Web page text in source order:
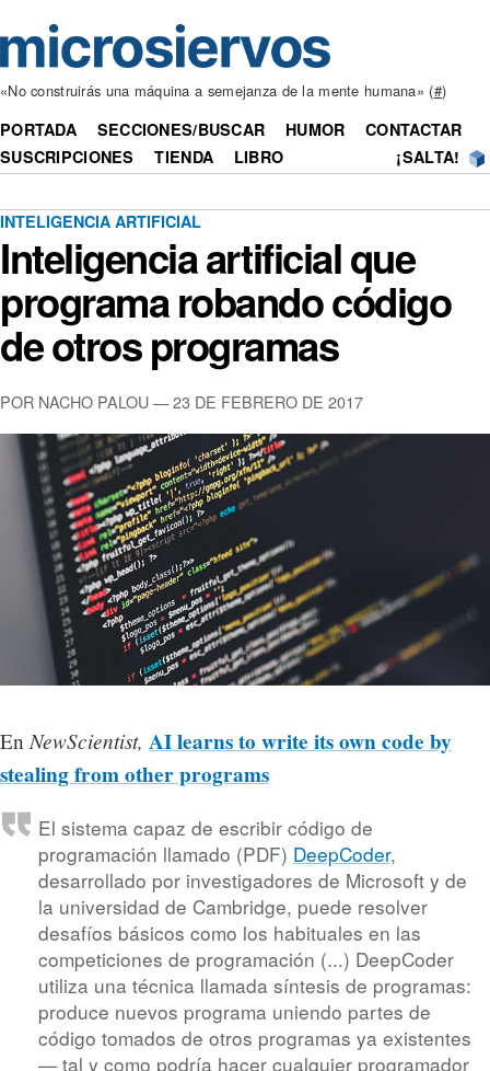
«No construirás una máquina a semejanza de la mente humana» (#)
PORTADA SECCIONES/BUSCAR HUMOR
CONTACTAR
SUSCRIPCIONES
TIENDA LIBRO ¡SALTA!
INTELIGENCIA ARTIFICIAL
Inteligencia artificial que
programa robando código
de otros programas
POR NACHO PALOU — 23 DE FEBRERO DE 2017
EnNewScientist, AI learns to write its own code by
stealing from other programs
El sistema capaz de escribir código de
programación llamado (PDF) DeepCoder,
desarrollado por investigadores de Microsoft y de
la universidad de Cambridge, puede resolver
desafíos básicos como los habituales en las
competiciones de programación (...) DeepCoder
utiliza una técnica llamada síntesis de programas:
produce nuevos programa uniendo partes de
código tomados de otros programas ya existentes
— tal y como podría hacer cualquier programador